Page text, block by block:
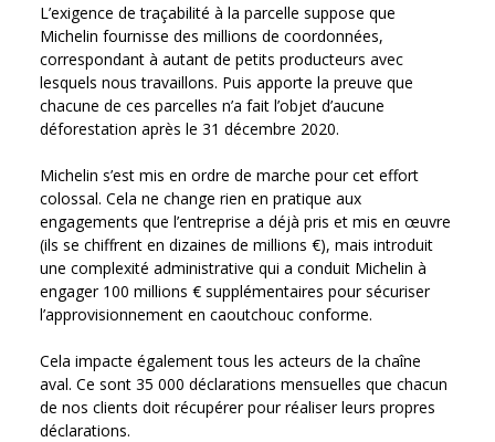
L’exigence de traçabilité à la parcelle suppose que
Michelin fournisse des millions de coordonnées,
correspondant à autant de petits producteurs avec
lesquels nous travaillons. Puis apporte la preuve que
chacune de ces parcelles n’a fait l’objet d’aucune
déforestation après le 31 décembre 2020.
Michelin s’est mis en ordre de marche pour cet effort
colossal. Cela ne change rien en pratique aux
engagements que l’entreprise a déjà pris et mis en œuvre
(ils se chiffrent en dizaines de millions €), mais introduit
une complexité administrative qui a conduit Michelin à
engager 100 millions € supplémentaires pour sécuriser
l’approvisionnement en caoutchouc conforme.
Cela impacte également tous les acteurs de la chaîne
aval. Ce sont 35 000 déclarations mensuelles que chacun
de nos clients doit récupérer pour réaliser leurs propres
déclarations.